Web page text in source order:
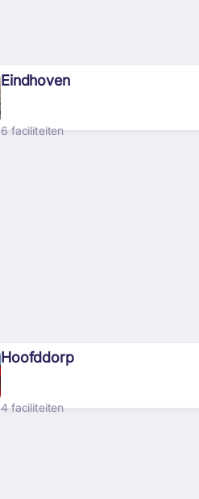
Eindhoven
6 faciliteiten
Hoofddorp
4 faciliteiten